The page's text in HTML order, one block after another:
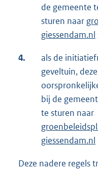
de gemeente
sturen naar
giessendam.nl
4.
als de
geveltuin,
bij de
te sturen naar
giessendam.nl
Deze nadere regels